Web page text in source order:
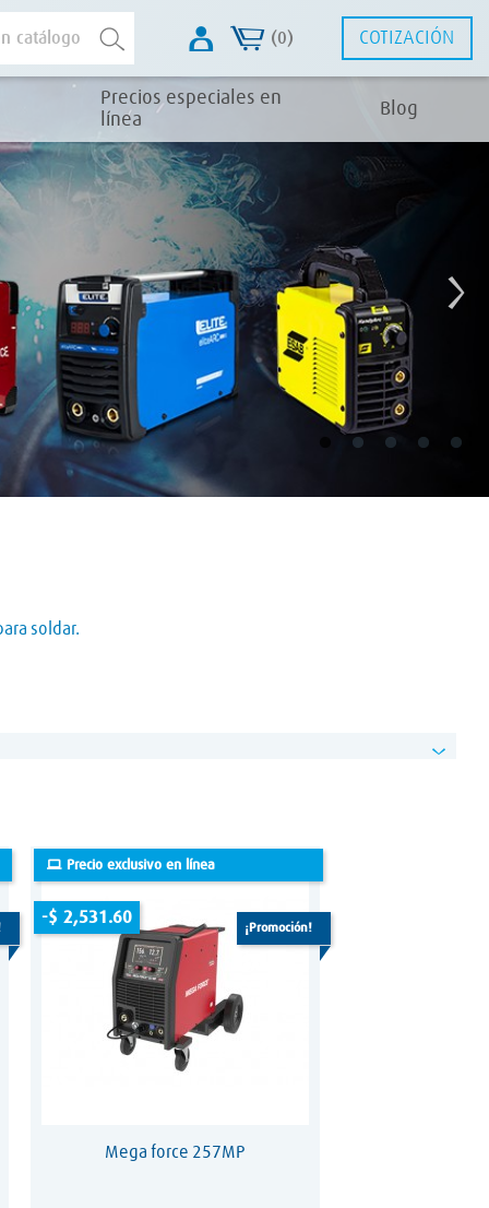
(0) COTIZACIÓN
Precios especiales en
línea
Blog
soldar.
Mega force 257MP
-$ 2,531.60
Precio exclusivo en línea
¡promoción!